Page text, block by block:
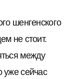
шенгенского
не стоит.
между
сейчас